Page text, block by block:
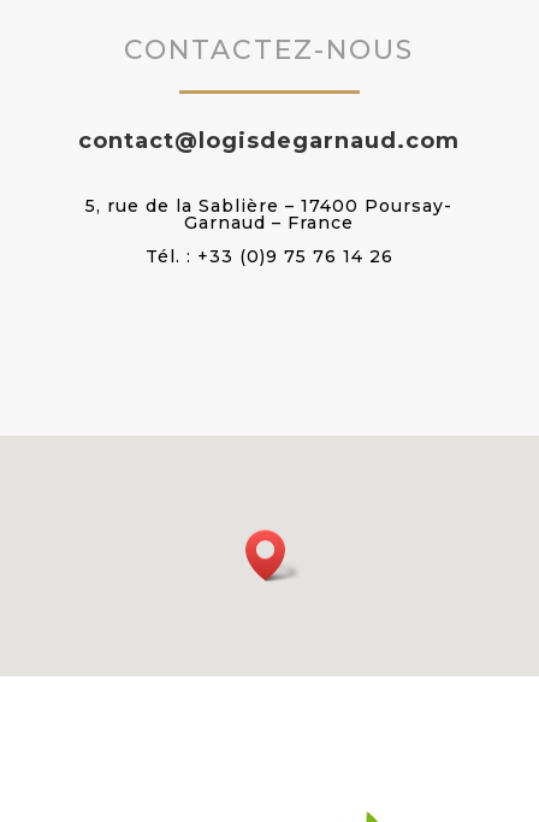
CONTACTEZ-NOUS
contact@logisdegarnaud.com
5, rue de la Sablière – 17400 Poursay-
Garnaud – France
Tél. : +33 (0)9 75 76 14 26